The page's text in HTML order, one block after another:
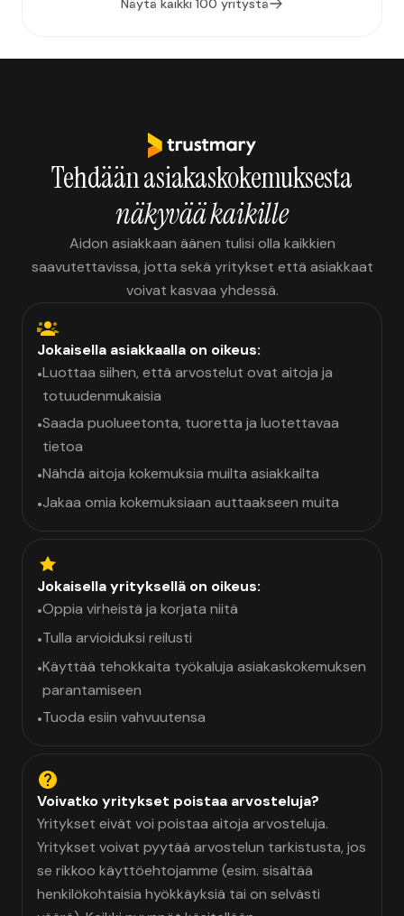
Näytä kaikki 100 yritystä
Tehdään asiakaskokemuksesta
näkyvää kaikille
Aidon asiakkaan äänen tulisi olla kaikkien
saavutettavissa, jotta sekä yritykset että asiakkaat
voivat kasvaa yhdessä.
Jokaisella asiakkaalla on oikeus:
•Luottaa siihen, että arvostelut ovat aitoja ja
totuudenmukaisia
•Saada puolueetonta, tuoretta ja luotettavaa
tietoa
•Nähdä aitoja kokemuksia muilta asiakkailta
•Jakaa omia kokemuksiaan auttaakseen muita
Jokaisella yrityksellä on oikeus:
•Oppia virheistä ja korjata niitä
•Tulla arvioiduksi reilusti
•Käyttää tehokkaita työkaluja asiakaskokemuksen
parantamiseen
•Tuoda esiin vahvuutensa
Voivatko yritykset poistaa arvosteluja?
Yritykset eivät voi poistaa aitoja arvosteluja.
Yritykset voivat pyytää arvostelun tarkistusta, jos
se rikkoo käyttöehtojamme (esim. sisältää
henkilökohtaisia hyökkäyksiä tai on selvästi